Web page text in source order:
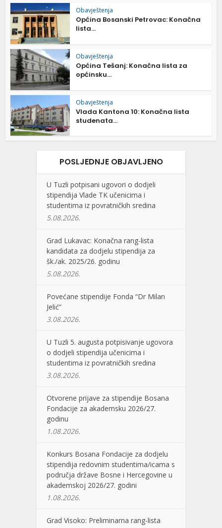
Obavještenja
Općina Bosanski Petrovac: Konačna
lista...
Obavještenja
Općina Tešanj: Konačna lista za
općinsku...
Obavještenja
Vlada Kantona 10: Konačna lista
studenata...
POSLJEDNJE OBJAVLJENO
U Tuzli potpisani ugovori o dodjeli
stipendija Vlade TK učenicima i
studentima iz povratničkih sredina
5.08.2026.
Grad Lukavac: Konačna rang-lista
kandidata za dodjelu stipendija za
šk./ak. 2025/26. godinu
5.08.2026.
Povećane stipendije Fonda “Dr Milan
Jelić”
3.08.2026.
U Tuzli 5. augusta potpisivanje ugovora
o dodjeli stipendija učenicima i
studentima iz povratničkih sredina
3.08.2026.
Otvorene prijave za stipendije Bosana
Fondacije za akademsku 2026/27.
godinu
1.08.2026.
Konkurs Bosana Fondacije za dodjelu
stipendija redovnim studentima/icama s
područja države Bosne i Hercegovine u
akademskoj 2026/27. godini
1.08.2026.
Grad Visoko: Preliminarna rang-lista